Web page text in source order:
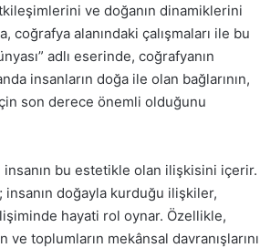
ve doğanın dinamiklerini
alanındaki çalışmaları ile bu
adlı eserinde, coğrafyanın
insanların doğa ile olan bağlarının,
son derece önemli olduğunu
insanın bu estetikle olan ilişkisini içerir.
doğayla kurduğu ilişkiler,
hayati rol oynar. Özellikle,
toplumların mekânsal davranışlarını